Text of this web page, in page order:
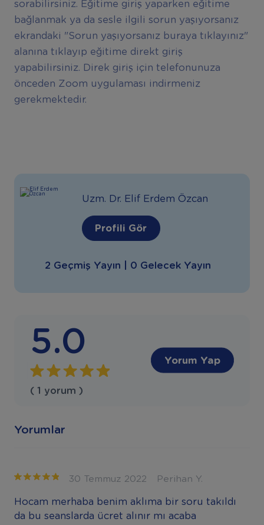
sorabilirsiniz. Eğitime giriş yaparken eğitime
bağlanmak ya da sesle ilgili sorun yaşıyorsanız
ekrandaki "Sorun yaşıyorsanız buraya tıklayınız"
alanına tıklayıp eğitime direkt giriş
yapabilirsiniz. Direk giriş için telefonunuza
önceden Zoom uygulaması indirmeniz
gerekmektedir.
Uzm. Dr. Elif Erdem Özcan
Profili Gör
2 Geçmiş Yayın | 0 Gelecek Yayın
5.0
( 1 yorum )
Yorum Yap
Yorumlar
30 Temmuz 2022 Perihan Y.
Hocam merhaba benim aklıma bir soru takıldı
da bu seanslarda ücret alınır mı acaba